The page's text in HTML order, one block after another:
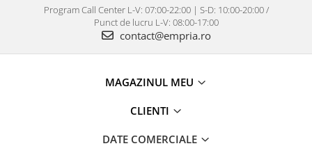
Program Call Center L-V: 07:00-22:00 | S-D: 10:00-20:00 /
Punct de lucru L-V: 08:00-17:00
contact@empria.ro
MAGAZINUL MEU
CLIENTI
DATE COMERCIALE